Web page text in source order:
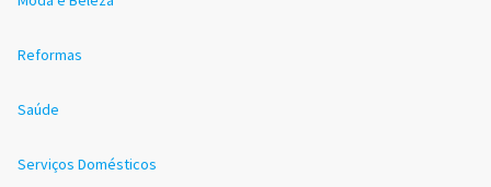
Reformas
Saúde
Serviços Domésticos